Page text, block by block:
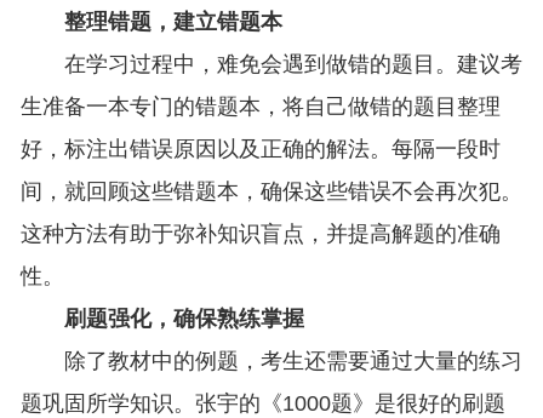
整理错题，建立错题本
在学习过程中，难免会遇到做错的题目。建议考
生准备一本专门的错题本，将自己做错的题目整理
好，标注出错误原因以及正确的解法。每隔一段时
间，就回顾这些错题本，确保这些错误不会再次犯。
这种方法有助于弥补知识盲点，并提高解题的准确
性。
刷题强化，确保熟练掌握
除了教材中的例题，考生还需要通过大量的练习
题巩固所学知识。张宇的《1000题》是很好的刷题